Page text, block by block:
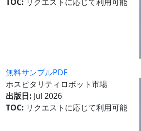
無料サンプルPDF
ホスピタリティロボット市場
出版日: Jul 2026
TOC: リクエストに応じて利用可能